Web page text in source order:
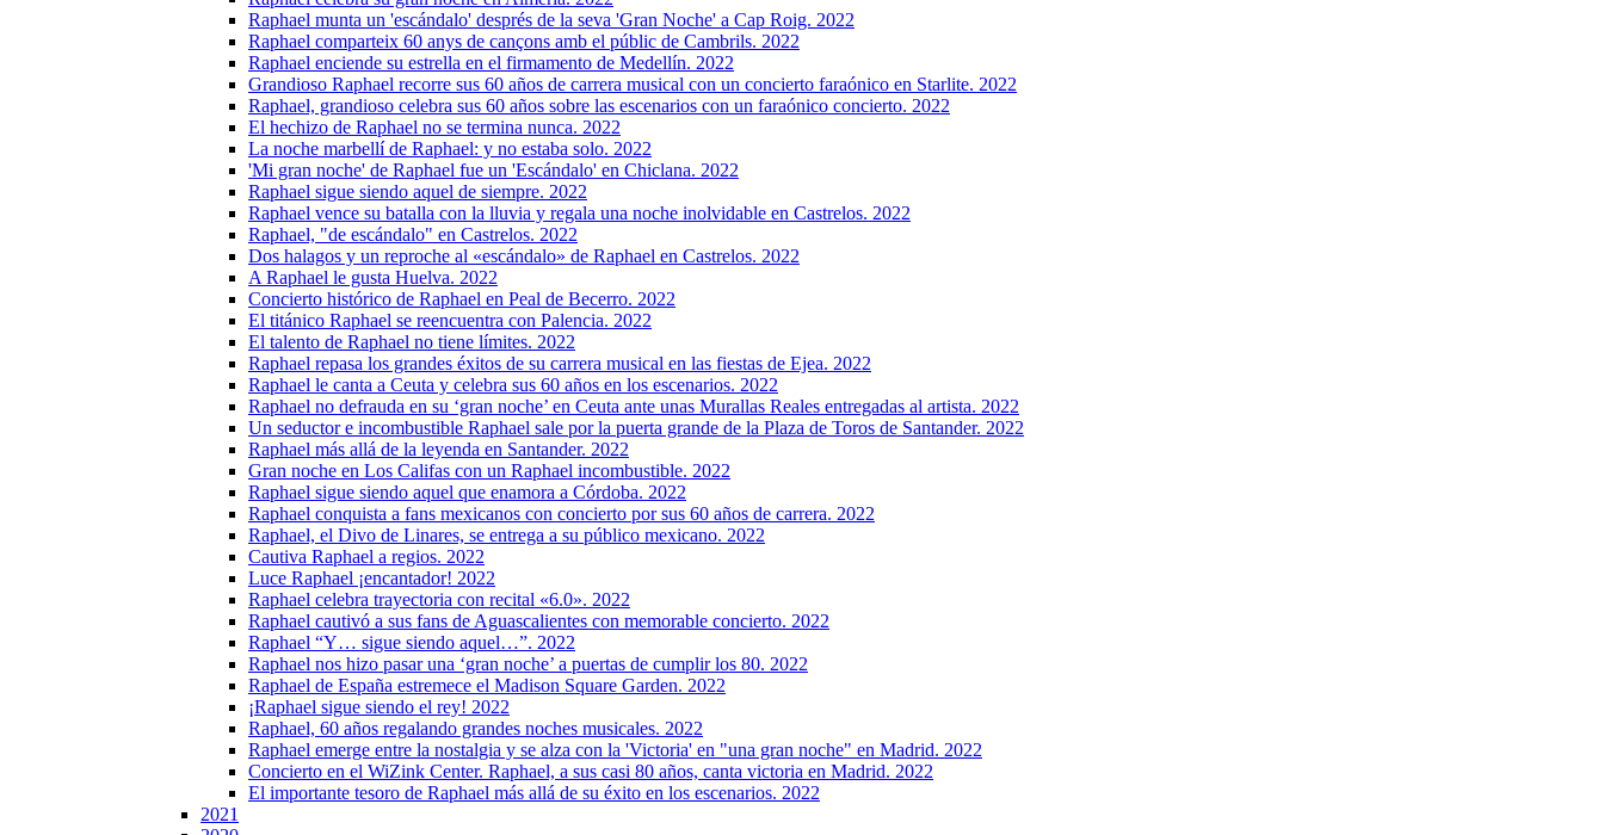
Raphael munta un 'escándalo' després de la seva 'Gran Noche' a Cap Roig. 2022
Raphael comparteix 60 anys de cançons amb el públic de Cambrils. 2022
Raphael enciende su estrella en el firmamento de Medellín. 2022
Grandioso Raphael recorre sus 60 años de carrera musical con un concierto faraónico en Starlite. 2022
Raphael, grandioso celebra sus 60 años sobre las escenarios con un faraónico concierto. 2022
El hechizo de Raphael no se termina nunca. 2022
La noche marbellí de Raphael: y no estaba solo. 2022
'Mi gran noche' de Raphael fue un 'Escándalo' en Chiclana. 2022
Raphael sigue siendo aquel de siempre. 2022
Raphael vence su batalla con la lluvia y regala una noche inolvidable en Castrelos. 2022
Raphael, "de escándalo" en Castrelos. 2022
Dos halagos y un reproche al «escándalo» de Raphael en Castrelos. 2022
A Raphael le gusta Huelva. 2022
Concierto histórico de Raphael en Peal de Becerro. 2022
El titánico Raphael se reencuentra con Palencia. 2022
El talento de Raphael no tiene límites. 2022
Raphael repasa los grandes éxitos de su carrera musical en las fiestas de Ejea. 2022
Raphael le canta a Ceuta y celebra sus 60 años en los escenarios. 2022
Raphael no defrauda en su ‘gran noche’ en Ceuta ante unas Murallas Reales entregadas al artista. 2022
Un seductor e incombustible Raphael sale por la puerta grande de la Plaza de Toros de Santander. 2022
Raphael más allá de la leyenda en Santander. 2022
Gran noche en Los Califas con un Raphael incombustible. 2022
Raphael sigue siendo aquel que enamora a Córdoba. 2022
Raphael conquista a fans mexicanos con concierto por sus 60 años de carrera. 2022
Raphael, el Divo de Linares, se entrega a su público mexicano. 2022
Cautiva Raphael a regios. 2022
Luce Raphael ¡encantador! 2022
Raphael celebra trayectoria con recital «6.0». 2022
Raphael cautivó a sus fans de Aguascalientes con memorable concierto. 2022
Raphael “Y… sigue siendo aquel…”. 2022
Raphael nos hizo pasar una ‘gran noche’ a puertas de cumplir los 80. 2022
Raphael de España estremece el Madison Square Garden. 2022
¡Raphael sigue siendo el rey! 2022
Raphael, 60 años regalando grandes noches musicales. 2022
Raphael emerge entre la nostalgia y se alza con la 'Victoria' en "una gran noche" en Madrid. 2022
Concierto en el WiZink Center. Raphael, a sus casi 80 años, canta victoria en Madrid. 2022
El importante tesoro de Raphael más allá de su éxito en los escenarios. 2022
2021